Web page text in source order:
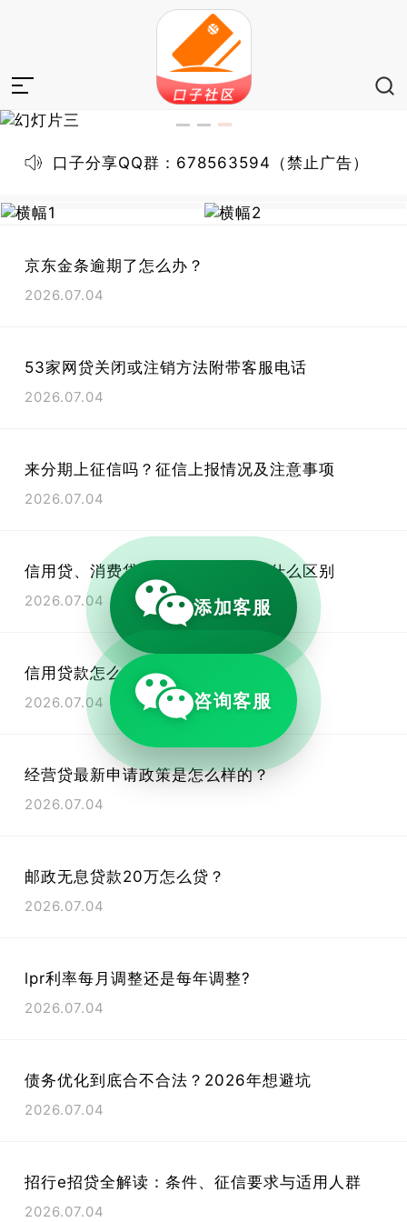
口子分享QQ群：678563594（禁止广告）
京东金条逾期了怎么办？
2026.07.04
53家网贷关闭或注销方法附带客服电话
2026.07.04
来分期上征信吗？征信上报情况及注意事项
2026.07.04
信用贷、消费贷、抵押贷、网贷有什么区别
2026.07.04
信用贷款怎么借？
2026.07.04
经营贷最新申请政策是怎么样的？
2026.07.04
邮政无息贷款20万怎么贷？
2026.07.04
lpr利率每月调整还是每年调整?
2026.07.04
债务优化到底合不合法？2026年想避坑
2026.07.04
招行e招贷全解读：条件、征信要求与适用人群
2026.07.04
添加客服
咨询客服